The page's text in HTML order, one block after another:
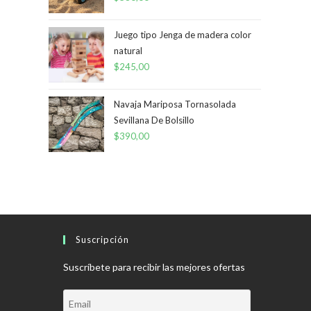
Juego tipo Jenga de madera color
natural
$245,00
Navaja Mariposa Tornasolada
Sevillana De Bolsillo
$390,00
Suscripción
Suscríbete para recibir las mejores ofertas